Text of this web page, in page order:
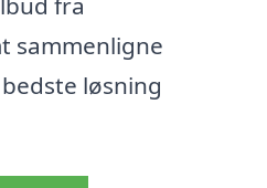
sammenligne
løsning